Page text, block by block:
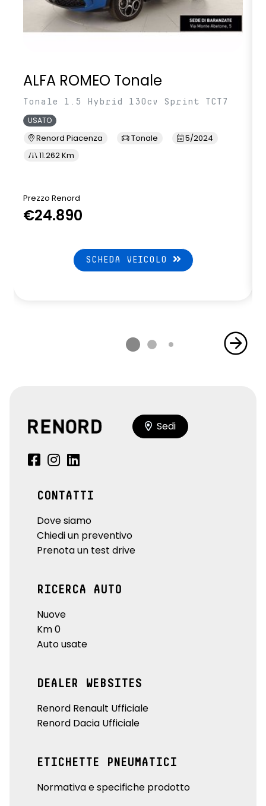
ALFA ROMEO Tonale
Tonale 1.5 Hybrid 130cv Sprint TCT7
USATO
Renord Piacenza Tonale
5/2024
11.262 Km
Prezzo Renord
€24.890
SCHEDA VEICOLO
Sedi
CONTATTI
Dove siamo
Chiedi un preventivo
Prenota un test drive
RICERCA AUTO
Nuove
Km 0
Auto usate
DEALER WEBSITES
Renord Renault Ufficiale
Renord Dacia Ufficiale
ETICHETTE PNEUMATICI
Normativa e specifiche prodotto